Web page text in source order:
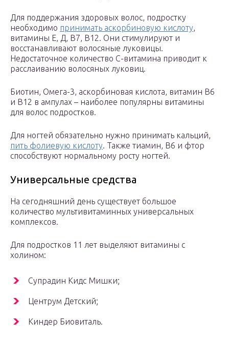
Для поддержания здоровых волос, подростку
необходимо принимать аскорбиновую кислоту,
витамины Е, Д, В7, В12. Они стимулируют и
восстанавливают волосяные луковицы.
Недостаточное количество С-витамина приводит к
расслаиванию волосяных луковиц.
Биотин, Омега-3, аскорбиновая кислота, витамин В6
и В12 в ампулах – наиболее популярны витамины
для волос подростков.
Для ногтей обязательно нужно принимать кальций,
пить фолиевую кислоту. Также тиамин, В6 и фтор
способствуют нормальному росту ногтей.
Универсальные средства
На сегодняшний день существует большое
количество мультивитаминных универсальных
комплексов.
Для подростков 11 лет выделяют витамины с
холином:
Супрадин Кидс Мишки;
Центрум Детский;
Киндер Биовиталь.